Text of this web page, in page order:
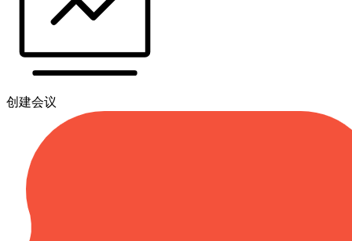
创建会议